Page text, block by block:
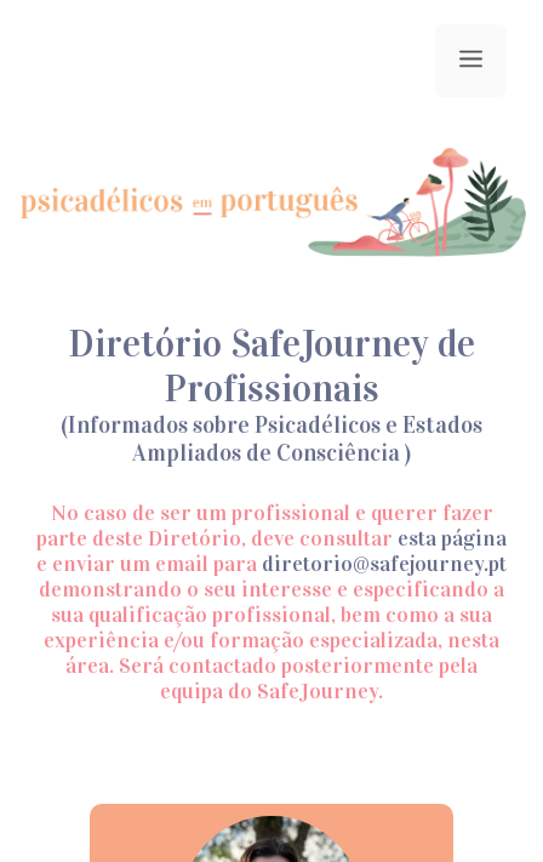
menu
Diretório SafeJourney de
Profissionais
(Informados sobre Psicadélicos e Estados
Ampliados de Consciência )
No caso de ser um profissional e querer fazer
parte deste Diretório, deve consultar esta página
e enviar um email para diretorio@safejourney.pt
demonstrando o seu interesse e especificando a
sua qualificação profissional, bem como a sua
experiência e/ou formação especializada, nesta
área. Será contactado posteriormente pela
equipa do SafeJourney.